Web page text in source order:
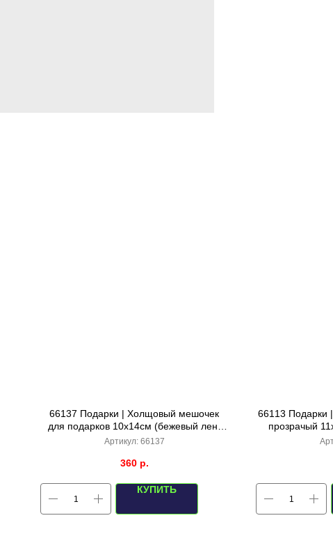
66137 Подарки | Холщовый мешочек
для подарков 10х14см (бежевый лен)
10шт
Артикул: 66137
360 р.
КУПИТЬ
66113 Подарки
прозрачый